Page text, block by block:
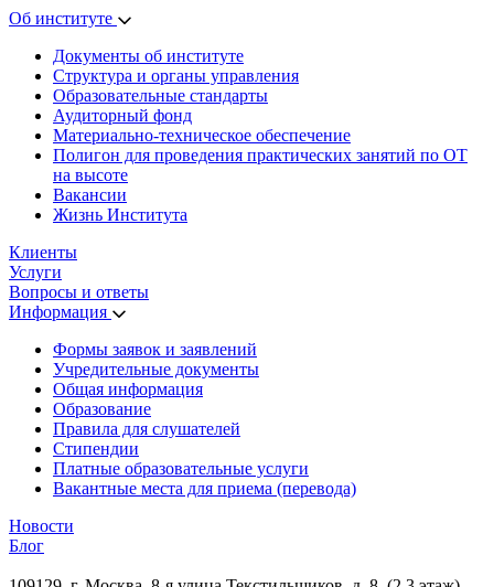
Об институте
Документы об институте
Структура и органы управления
Образовательные стандарты
Аудиторный фонд
Материально-техническое обеспечение
Полигон для проведения практических занятий по ОТ
на высоте
Вакансии
Жизнь Института
Клиенты
Услуги
Вопросы и ответы
Информация
Формы заявок и заявлений
Учредительные документы
Общая информация
Образование
Правила для слушателей
Стипендии
Платные образовательные услуги
Вакантные места для приема (перевода)
Новости
Блог